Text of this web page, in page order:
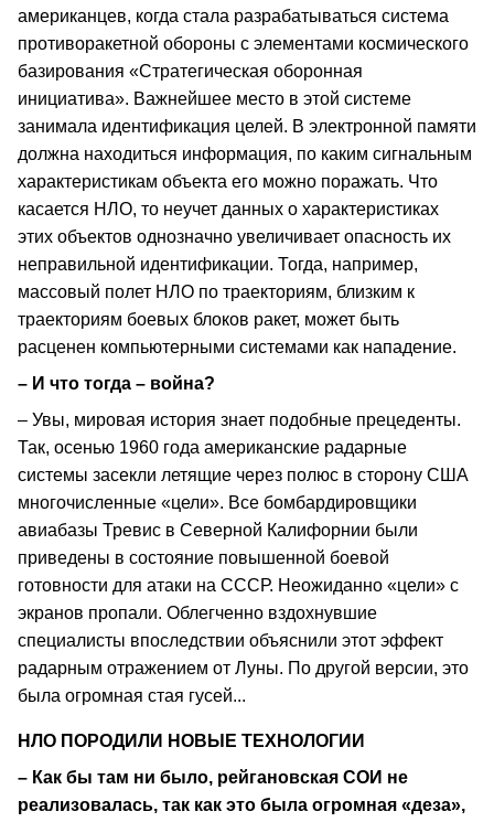
американцев, когда стала разрабатываться система
противоракетной обороны с элементами космического
базирования «Стратегическая оборонная
инициатива». Важнейшее место в этой системе
занимала идентификация целей. В электронной памяти
должна находиться информация, по каким сигнальным
характеристикам объекта его можно поражать. Что
касается НЛО, то неучет данных о характеристиках
этих объектов однозначно увеличивает опасность их
неправильной идентификации. Тогда, например,
массовый полет НЛО по траекториям, близким к
траекториям боевых блоков ракет, может быть
расценен компьютерными системами как нападение.
– И что тогда – война?
– Увы, мировая история знает подобные прецеденты.
Так, осенью 1960 года американские радарные
системы засекли летящие через полюс в сторону США
многочисленные «цели». Все бомбардировщики
авиабазы Тревис в Северной Калифорнии были
приведены в состояние повышенной боевой
готовности для атаки на СССР. Неожиданно «цели» с
экранов пропали. Облегченно вздохнувшие
специалисты впоследствии объяснили этот эффект
радарным отражением от Луны. По другой версии, это
была огромная стая гусей...
НЛО ПОРОДИЛИ НОВЫЕ ТЕХНОЛОГИИ
– Как бы там ни было, рейгановская СОИ не
реализовалась, так как это была огромная «деза»,